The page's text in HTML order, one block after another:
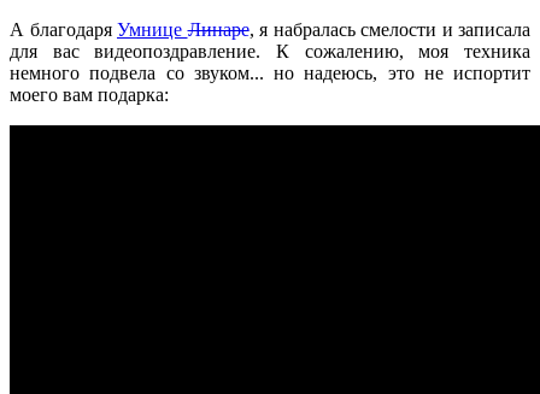
А благодаря УмницеЛинаре, я набралась смелости и записала
для вас видеопоздравление. К сожалению, моя техника
немного подвела со звуком... но надеюсь, это не испортит
моего вам подарка: